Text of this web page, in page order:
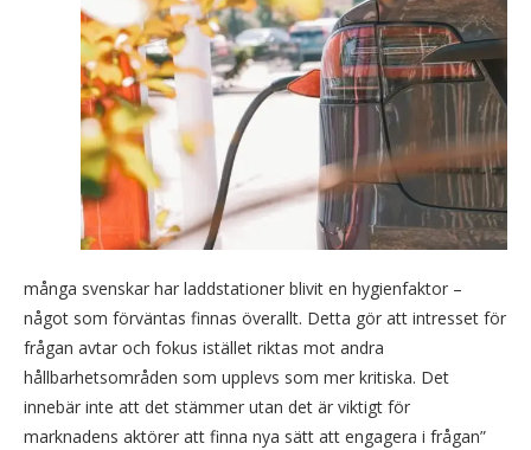
många svenskar har laddstationer blivit en hygienfaktor –
något som förväntas finnas överallt. Detta gör att intresset för
frågan avtar och fokus istället riktas mot andra
hållbarhetsområden som upplevs som mer kritiska. Det
innebär inte att det stämmer utan det är viktigt för
marknadens aktörer att finna nya sätt att engagera i frågan”